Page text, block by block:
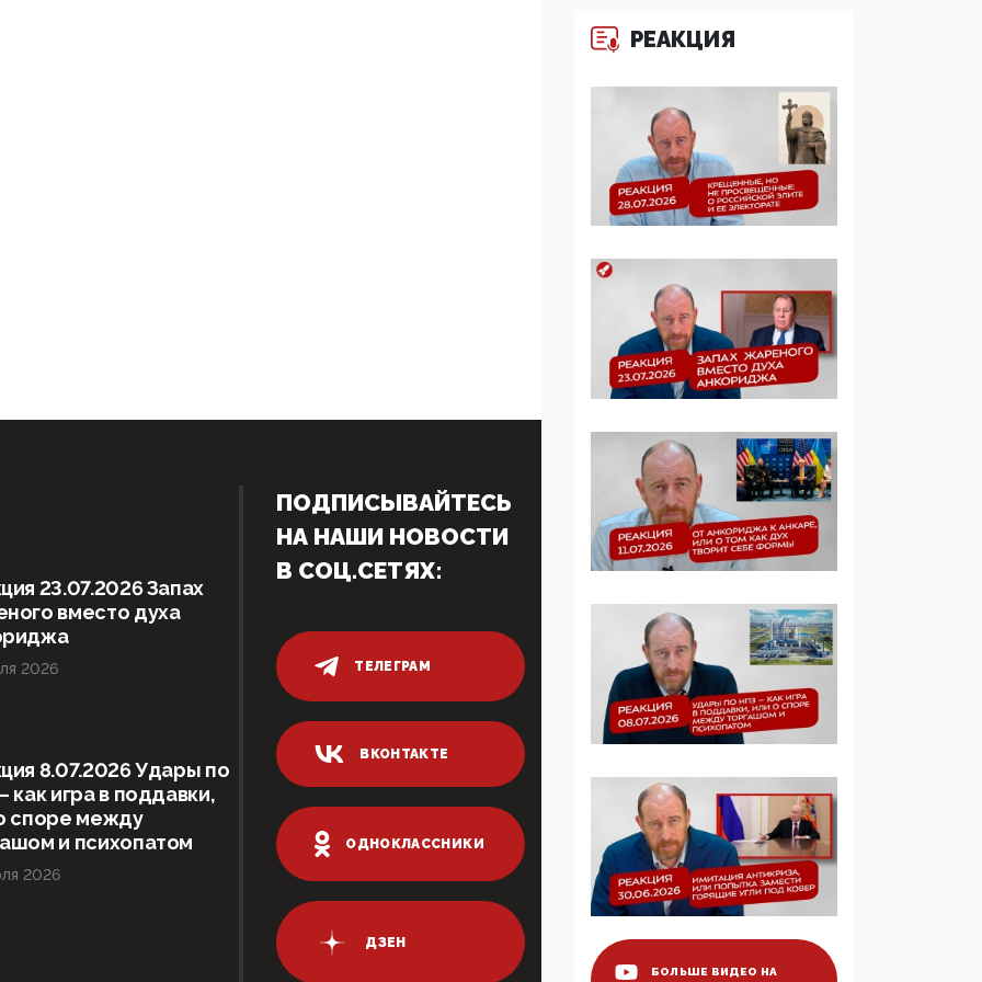
5G за счет здоровья
граждан: Минцифры
намерено отобрать у
регионов и
муниципалитетов право
защищать жилые дома
от ЭМИ
05:58, 26 Мая 2026
Роскомнадзор
освободили от борца с
деструктивным и
07:39, 25 Мая 2026
Манифест против
семьи и традиционных
ценностей: «Новые
люди» поднимают
на битву с
мужчинами-«бабуинам
05:08, 15 Мая 2026
Эзотерика,
инфоцыганство и
лженаука под ширмой
защиты традиционных
ценностей: кто и с чем
выступал на форуме
«Россия 809. Традиции
будущего»
09:40, 06 Мая 2026
РЕАКЦИЯ
БОЛЬШЕ ВИДЕО НА
23.07.2026 Запах
вместо духа
2026
8.07.2026 Удары по
как игра в поддавки,
споре между
и психопатом
2026
ПОДПИСЫВАЙТЕСЬ
НА НАШИ НОВОСТИ
В СОЦ.СЕТЯХ:
ТЕЛЕГРАМ
ВКОНТАКТЕ
ОДНОКЛАССНИКИ
ДЗЕН